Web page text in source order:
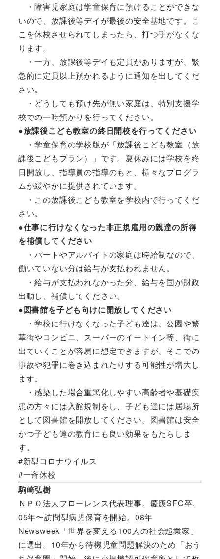
・障害児家庭は学童保育に預けることができな
いので、放課後等デイが最後の安全基地です。こ
こを休校させられてしまったら、打つ手がなくな
ります。
・一方、放課後等デイも定員がありますが、緊
急的に定員以上預かれるように通知を出してくだ
さい。
・どうしても預け先が無い家庭は、特別支援学
校での一時預かりを行ってください。
●放課後こども教室の終日開校を行ってください
・学童保育の学校版が「放課後こども教室（放
課後こどもプラン）」です。夏休みには学校を終
日開放し、指導員の指導のもと、様々なプログラ
ムが緩やかに提供されています。
・この放課後こども教室を学校内で行ってくだ
さい。
●仕事に行けなくなった非正規雇用の親達の所得
を補償してください
・パートやアルバイトの家庭は時給制なので、
働いていない分は給与が支払われません。
・給与が支払われなかった分、給与を国が財政
出動し、補償してください。
●図書館を子ども向けに開放してください
・学校に行けなくなった子ども達は、公園や繁
華街やコンビニ、スーパーのイートイン等、街に
出ていくことが容易に想定できますが、そこでの
事故や犯罪に巻き込まれたりする可能性が増大し
ます。
・感染した場合重篤化しやすい高齢者や基礎疾
患の方々には入館規制をし、子ども達には居場所
として図書館を開放してください。図書館は安全
かつ子ども達の教育にも良い効果をもたらしま
す。
#新型コロナウイルス
#一斉休校
駒崎弘樹
ＮＰＯ法人フローレンス代表理事。慶應SFC卒。
05年〜訪問型病児保育を開始。08年
Newsweek「世界を変える100人の社会起業家」
に選出。10年から待機児童問題解決のため「おう